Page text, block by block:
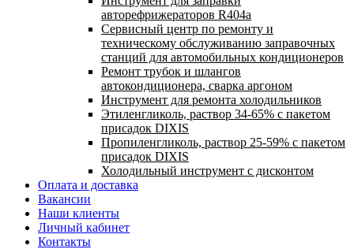
авторефрижераторов R404a
Сервисный центр по ремонту и
техническому обслуживанию заправочных
станций для автомобильных кондиционеров
Ремонт трубок и шлангов
автокондиционера, сварка аргоном
Инструмент для ремонта холодильников
Этиленгликоль, раствор 34-65% с пакетом
присадок DIXIS
Пропиленгликоль, раствор 25-59% с пакетом
присадок DIXIS
Холодильный инструмент с дисконтом
Оплата и доставка
Вакансии
Наши клиенты
Личный кабинет
Контакты